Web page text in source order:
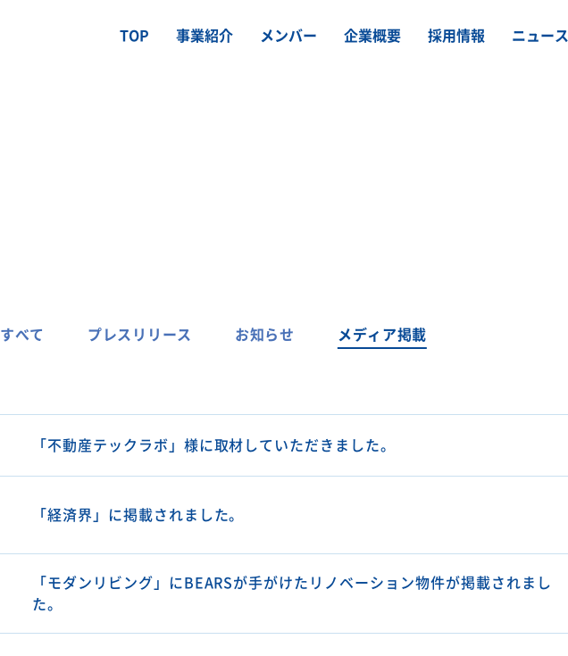
TOP 事業紹介 メンバー 企業概要 採用情報 ニュース
すべて プレスリリース お知らせ メディア掲載
「不動産テックラボ」様に取材していただきました。
「経済界」に掲載されました。
「モダンリビング」にBEARSが手がけたリノベーション物件が掲載されまし
た。